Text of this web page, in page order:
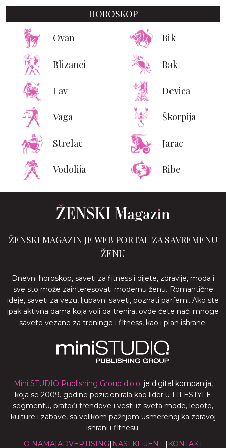
HOROSKOP
Ovan Bik
Blizanci Rak
Lav Devica
Vaga Škorpija
Strelac Jarac
Vodolija Ribe
ŽENSKI MAGAZIN JE WEB PORTAL ZA SAVREMENU
ŽENU
Dnevni horoskop, saveti za fitness i dijete, zdravlje, moda i
sve sto može zainteresovati modernu ženu. Romantične
ideje, saveti za vezu, ljubavni saveti, poznati parfemi. Ako ste
ipak aktivna dama koja voli da trenira, ovde ćete naći mnoge
savete vezane za treninge i fitness, kao i plan ishrane.
Mini STUDIO Publishing Group d.o.o. je digital kompanija,
koja se 2009. godine pozicionirala kao lider u LIFESTYLE
segmentu, prateći trendove i vesti iz sveta mode, lepote,
kulture i zabave, sa velikom pažnjom usmerenoj ka zdravoj
ishrani i fitnesu.
O NAMA|ADVERTISING| NASI KLIJENTI | KONTAKT